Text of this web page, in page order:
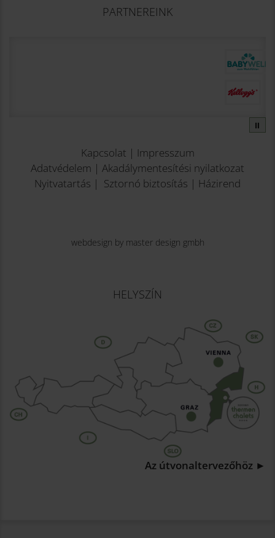
PARTNEREINK
⏸
Kapcsolat | Impresszum
Adatvédelem | Akadálymentesítési nyilatkozat
Nyitvatartás | Sztornó biztosítás | Házirend
webdesign by master design gmbh
HELYSZÍN
Az útvonaltervezőhöz ►